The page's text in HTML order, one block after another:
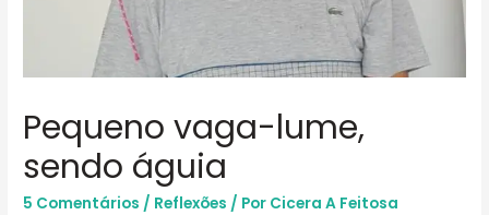
Pequeno vaga-lume,
sendo águia
5 Comentários / Reflexões / Por Cicera A Feitosa